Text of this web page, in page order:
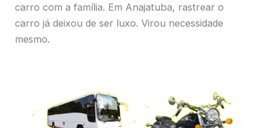
carro com a família. Em Anajatuba, rastrear o
carro já deixou de ser luxo. Virou necessidade
mesmo.